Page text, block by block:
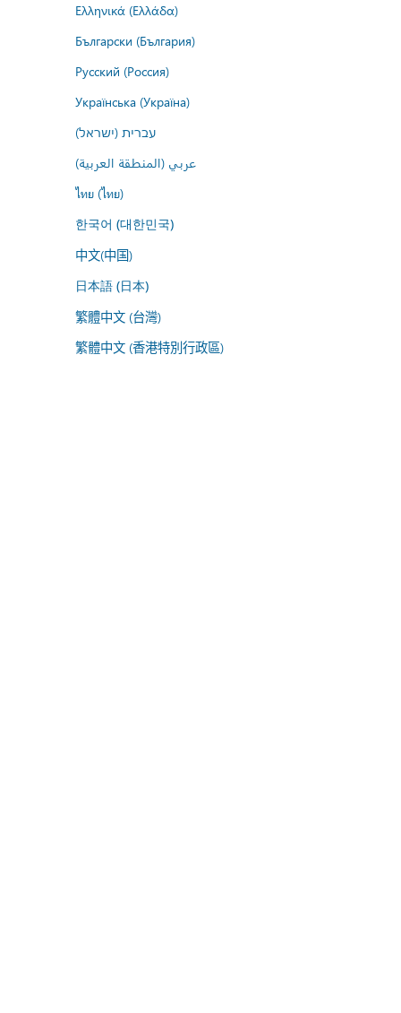
Ελληνικά (Ελλάδα)
Български (България)
Русский (Россия)
Українська (Україна)
עברית (ישראל)
عربي (المنطقة العربية)
ไทย (ไทย)
한국어 (대한민국)
中文(中国)
日本語 (日本)
繁體中文 (台灣)
繁體中文 (香港特別行政區)